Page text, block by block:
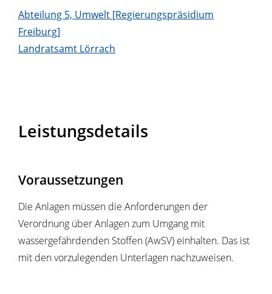
Abteilung 5, Umwelt [Regierungspräsidium
Freiburg]
Landratsamt Lörrach
Leistungsdetails
Voraussetzungen
Die Anlagen müssen die Anforderungen der
Verordnung über Anlagen zum Umgang mit
wassergefährdenden Stoffen (AwSV) einhalten. Das ist
mit den vorzulegenden Unterlagen nachzuweisen.